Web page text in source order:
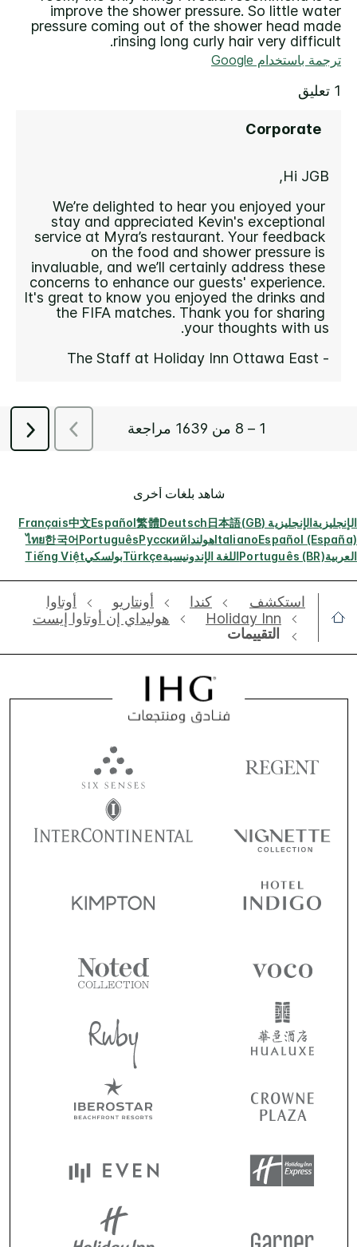
شاهد بلغات أخرى
الإنجليزيةالإنجليزية (GB) 日本語
Deutsch
繁體
Español
中文
Français
Español (España)
ItalianoهولنداРусский
Português
한국어
ไทย
العربيةPortuguês (BR)اللغة الإندونيسيةTürkçeبولسكيTiếng Việt
استكشف كندا أونتاريو
أوتاوا
Holiday Inn
هوليداي إن أوتاوا إيست
التقييمات